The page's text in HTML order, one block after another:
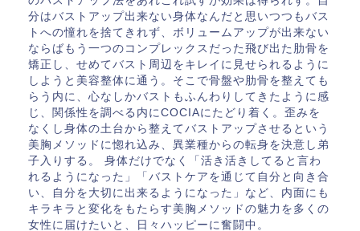
分はバストアップ出来ない身体なんだと思いつつもバス
トへの憧れを捨てきれず、ボリュームアップが出来ない
ならばもう一つのコンプレックスだった飛び出た肋骨を
矯正し、せめてバスト周辺をキレイに見せられるように
しようと美容整体に通う。そこで骨盤や肋骨を整えても
らう内に、心なしかバストもふんわりしてきたように感
じ、関係性を調べる内にCOCIAにたどり着く。歪みを
なくし身体の土台から整えてバストアップさせるという
美胸メソッドに惚れ込み、異業種からの転身を決意し弟
子入りする。 身体だけでなく「活き活きしてると言わ
れるようになった」「バストケアを通じて自分と向き合
い、自分を大切に出来るようになった」など、内面にも
キラキラと変化をもたらす美胸メソッドの魅力を多くの
女性に届けたいと、日々ハッピーに奮闘中。